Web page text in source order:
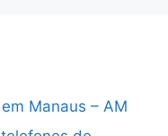
Manaus – AM